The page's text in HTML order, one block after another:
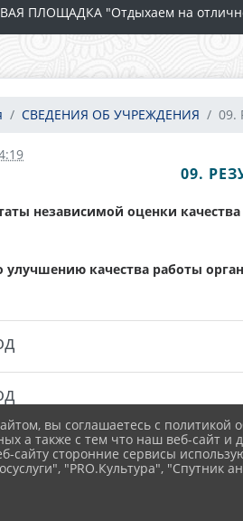
ПЛОЩАДКА "Отдыхаем на
СВЕДЕНИЯ ОБ УЧРЕЖДЕНИЯ 09.
09.
независимой оценки
улучшению качества работы
вы соглашаетесь с политикой
а также с тем что наш веб-сайт и
сайту сторонние сервисы
"PRO.Культура", "Спутник